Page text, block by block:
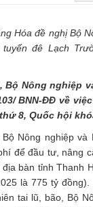
Hóa đề nghị Bộ
đê Lạch
, Bộ Nông nghiệp
BNN-ĐĐ về
8, Quốc hội
Nông nghiệp và
để đầu tư, nâng
bàn tỉnh Thanh
là 775 tỷ
tai lũ, bão, Bộ